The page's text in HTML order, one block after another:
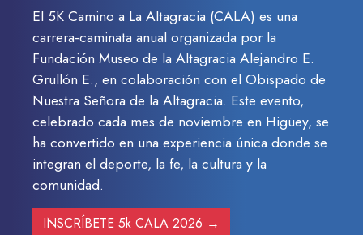
Haz un donativo
El 5K Camino a La Altagracia (CALA) es una
carrera-caminata anual organizada por la
Fundación Museo de la Altagracia Alejandro E.
Grullón E., en colaboración con el Obispado de
Nuestra Señora de la Altagracia. Este evento,
celebrado cada mes de noviembre en Higüey, se
ha convertido en una experiencia única donde se
integran el deporte, la fe, la cultura y la
comunidad.
INSCRÍBETE 5k CALA 2026 →